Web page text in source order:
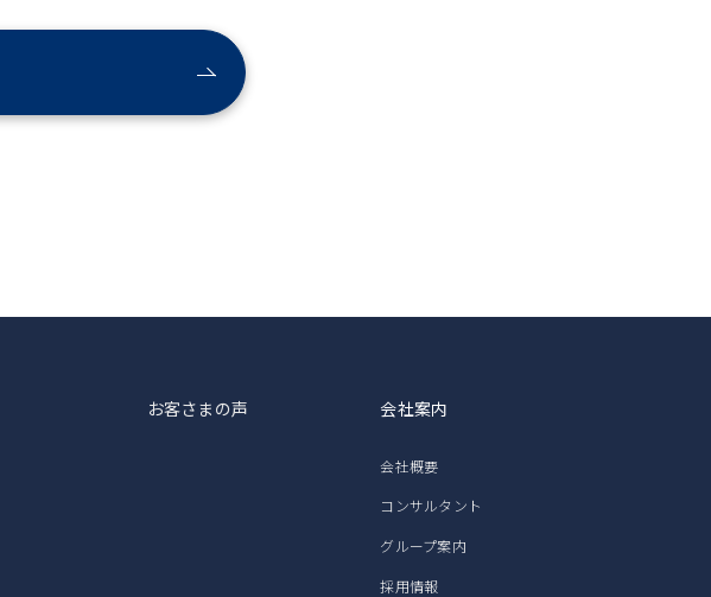
お客さまの声 会社案内
会社概要
コンサルタント
グループ案内
採用情報